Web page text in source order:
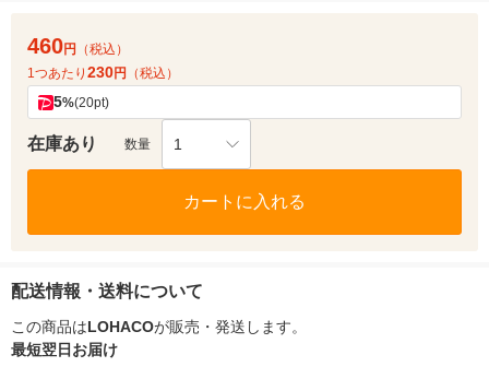
460円
（税込）
1つあたり 230円 （税込）
5%(20pt)
在庫あり 数量 1
カートに入れる
配送情報・送料について
この商品はLOHACOが販売・発送します。
最短翌日お届け